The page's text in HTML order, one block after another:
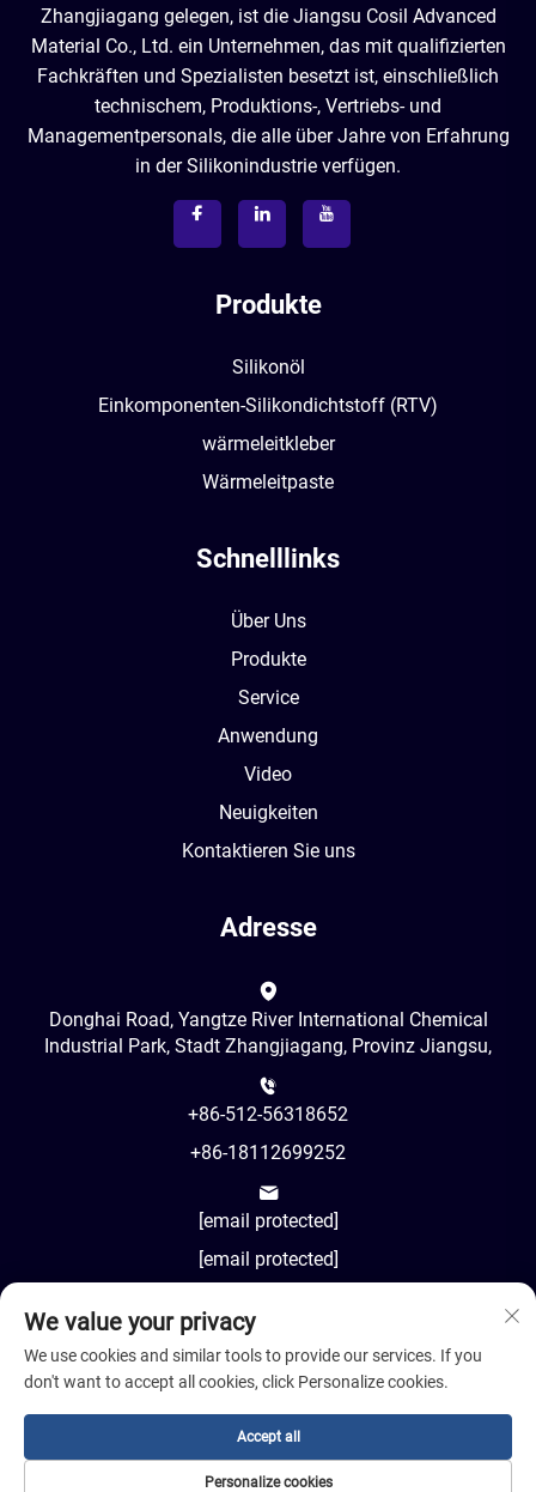
Zhangjiagang gelegen, ist die Jiangsu Cosil Advanced
Material Co., Ltd. ein Unternehmen, das mit qualifizierten
Fachkräften und Spezialisten besetzt ist, einschließlich
technischem, Produktions-, Vertriebs- und
Managementpersonals, die alle über Jahre von Erfahrung
in der Silikonindustrie verfügen.
Produkte
Silikonöl
Einkomponenten-Silikondichtstoff (RTV)
wärmeleitkleber
Wärmeleitpaste
Schnelllinks
Über Uns
Produkte
Service
Anwendung
Video
Neuigkeiten
Kontaktieren Sie uns
Adresse
Donghai Road, Yangtze River International Chemical
Industrial Park, Stadt Zhangjiagang, Provinz Jiangsu,
+86-512-56318652
+86-18112699252
[email protected]
[email protected]
AM8:00-PM18:00
Ltd.
We value your privacy
We use cookies and similar tools to provide our services. If you
don't want to accept all cookies, click Personalize cookies.
Personalize cookies
Accept all